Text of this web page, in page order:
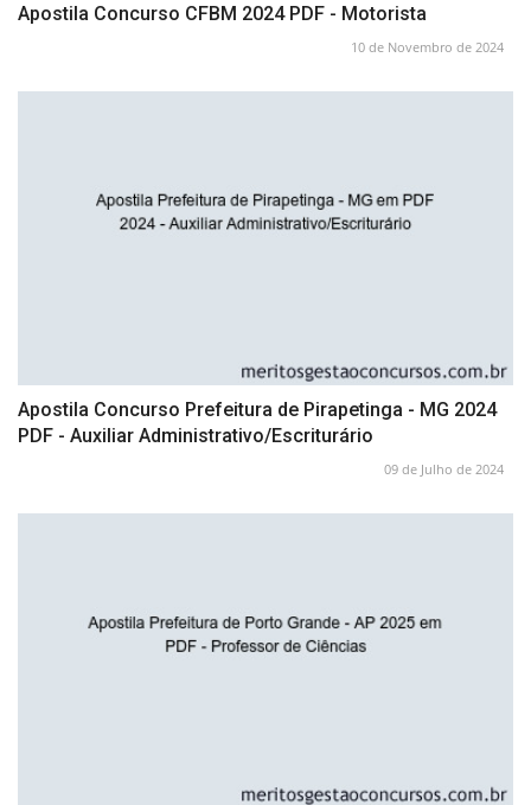
Apostila Concurso CFBM 2024 PDF - Motorista
10 de Novembro de 2024
Apostila Concurso Prefeitura de Pirapetinga - MG 2024
PDF - Auxiliar Administrativo/Escriturário
09 de Julho de 2024